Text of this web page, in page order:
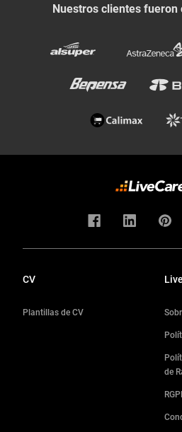
Nuestros clientes
CV
Plantillas de CV
de